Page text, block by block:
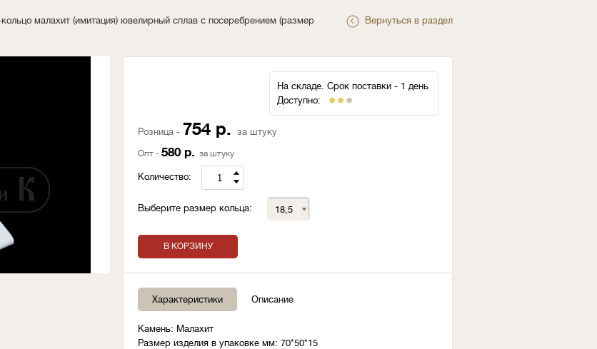
малахит (имитация) ювелирный сплав с посеребрением (размер
Вернуться в раздел
На складе. Срок поставки - 1 день
Доступно:
Розница - 754 р. за штуку
Опт - 580 р. за штуку
Количество:
Выберите размер кольца: 18,5
В КОРЗИНУ
Характеристики Описание
Камень: Малахит
Размер изделия в упаковке мм: 70*50*15